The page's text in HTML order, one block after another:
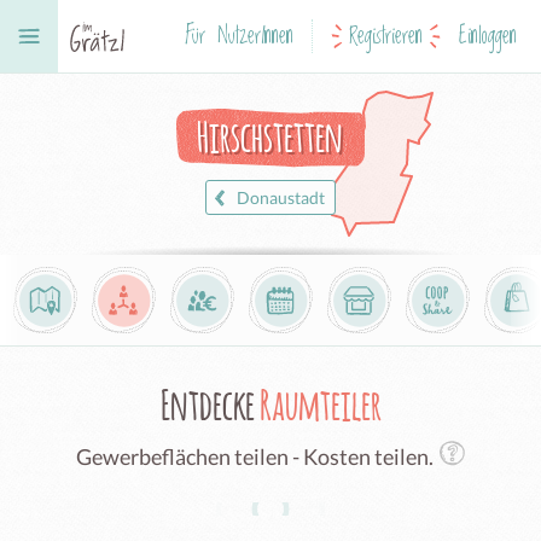
Für NutzerInnen Registrieren Einloggen
Hirschstetten
Donaustadt
EntdeckeRaumteiler
Gewerbeflächen teilen - Kosten teilen.